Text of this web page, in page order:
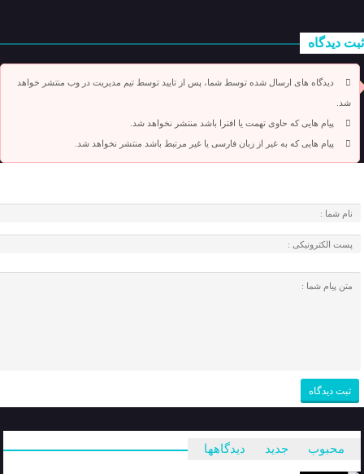
ثبت دیدگاه
دیدگاه های ارسال شده توسط شما، پس از تایید توسط تیم مدیریت در وب منتشر خواهد
شد.
پیام هایی که حاوی تهمت یا افترا باشد منتشر نخواهد شد.
پیام هایی که به غیر از زبان فارسی یا غیر مرتبط باشد منتشر نخواهد شد.
محبوب جدید دیدگاهها